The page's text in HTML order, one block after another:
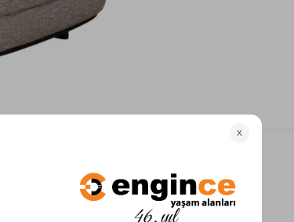
Yataklı Koltuk
Köşe Koltuk
Modern Köşe Koltuk